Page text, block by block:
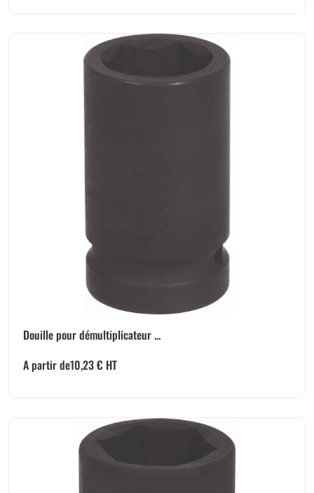
Douille pour démultiplicateur ...
A partir de10,23€ HT